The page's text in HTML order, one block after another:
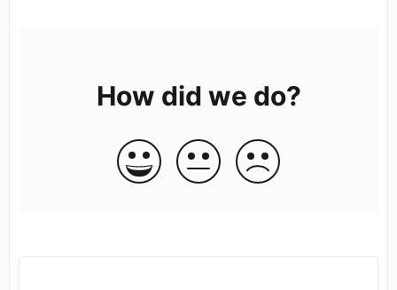
How did we do?